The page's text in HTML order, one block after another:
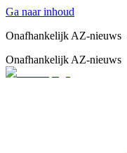
Ga naar inhoud
Onafhankelijk AZ-nieuws
Onafhankelijk AZ-nieuws